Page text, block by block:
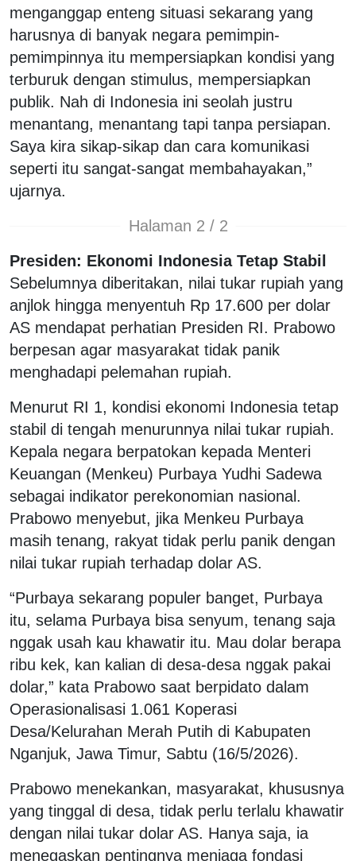
menganggap enteng situasi sekarang yang
harusnya di banyak negara pemimpin-
pemimpinnya itu mempersiapkan kondisi yang
terburuk dengan stimulus, mempersiapkan
publik. Nah di Indonesia ini seolah justru
menantang, menantang tapi tanpa persiapan.
Saya kira sikap-sikap dan cara komunikasi
seperti itu sangat-sangat membahayakan,”
ujarnya.
Halaman 2 / 2
Presiden: Ekonomi Indonesia Tetap Stabil
Sebelumnya diberitakan, nilai tukar rupiah yang
anjlok hingga menyentuh Rp 17.600 per dolar
AS mendapat perhatian Presiden RI. Prabowo
berpesan agar masyarakat tidak panik
menghadapi pelemahan rupiah.
Menurut RI 1, kondisi ekonomi Indonesia tetap
stabil di tengah menurunnya nilai tukar rupiah.
Kepala negara berpatokan kepada Menteri
Keuangan (Menkeu) Purbaya Yudhi Sadewa
sebagai indikator perekonomian nasional.
Prabowo menyebut, jika Menkeu Purbaya
masih tenang, rakyat tidak perlu panik dengan
nilai tukar rupiah terhadap dolar AS.
“Purbaya sekarang populer banget, Purbaya
itu, selama Purbaya bisa senyum, tenang saja
nggak usah kau khawatir itu. Mau dolar berapa
ribu kek, kan kalian di desa-desa nggak pakai
dolar,” kata Prabowo saat berpidato dalam
Operasionalisasi 1.061 Koperasi
Desa/Kelurahan Merah Putih di Kabupaten
Nganjuk, Jawa Timur, Sabtu (16/5/2026).
Prabowo menekankan, masyarakat, khususnya
yang tinggal di desa, tidak perlu terlalu khawatir
dengan nilai tukar dolar AS. Hanya saja, ia
menegaskan pentingnya menjaga fondasi